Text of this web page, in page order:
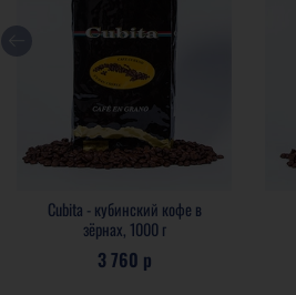
Cubita - кубинский кофе в
зёрнах, 1000 г
3 760 р